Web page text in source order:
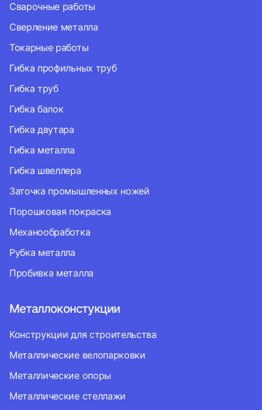
Сварочные работы
Сверление металла
Токарные работы
Гибка профильных труб
Гибка труб
Гибка балок
Гибка двутара
Гибка металла
Гибка швеллера
Заточка промышленных ножей
Порошковая покраска
Механообработка
Рубка металла
Пробивка металла
Металлоконстукции
Конструкции для строительства
Металлические велопарковки
Металлические опоры
Металлические стеллажи